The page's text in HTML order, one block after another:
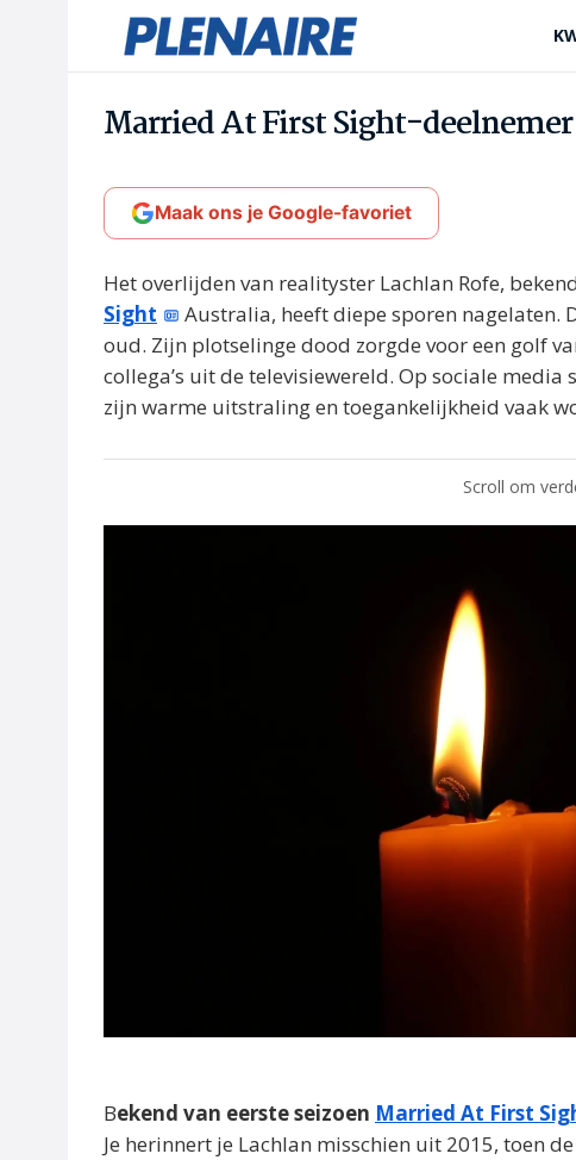
Married At First Sight-
Maak ons je Google-favoriet
Het overlijden van realityster Lachlan Rofe,
Sight
Australia, heeft diepe sporen nagelaten.
oud. Zijn plotselinge dood zorgde voor een golf
collega’s uit de televisiewereld. Op sociale
zijn warme uitstraling en toegankelijkheid vaak
Scroll om
Bekend van eerste seizoen Married At First
Je herinnert je Lachlan misschien uit 2015, toen